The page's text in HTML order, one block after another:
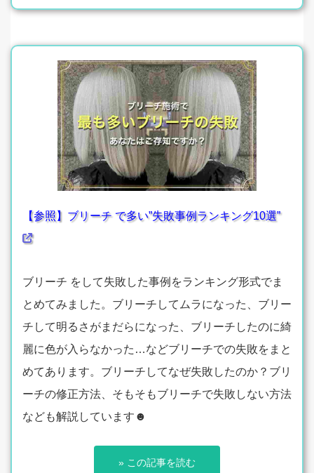
【参照】ブリーチ で多い”失敗事例ランキング10選”
ブリーチ をして失敗した事例をランキング形式でま
とめてみました。ブリーチしてムラになった、ブリー
チして明るさがまだらになった、ブリーチしたのに綺
麗に色が入らなかった…などブリーチでの失敗をまと
めてあります。ブリーチしてなぜ失敗したのか？ブリ
ーチの修正方法、そもそもブリーチで失敗しない方法
なども解説しています☻
» この記事を読む